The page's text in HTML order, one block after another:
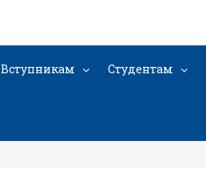
Вступникам Студентам